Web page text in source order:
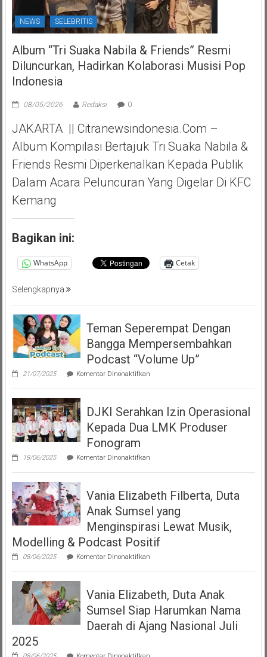
NEWS SELEBRITIS
Album “Tri Suaka Nabila & Friends” Resmi
Diluncurkan, Hadirkan Kolaborasi Musisi Pop
Indonesia
08/05/2026 Redaksi 0
JAKARTA || Citranewsindonesia.com –
Album Kompilasi Bertajuk Tri Suaka Nabila &
Friends Resmi Diperkenalkan Kepada Publik
Dalam Acara Peluncuran Yang Digelar Di KFC
Kemang
Bagikan ini:
WhatsApp Cetak
Selengkapnya
Teman Seperempat Dengan
Bangga Mempersembahkan
Podcast “Volume Up”
21/07/2025 Komentar Dinonaktifkanpada
Seperempat
Bangga
Mempersembahkan
Podcast
DJKI Serahkan Izin Operasional
Kepada Dua LMK Produser
Fonogram
18/06/2025 Komentar Dinonaktifkanpada
Serahkan
Operasional
Kepada
Dua
LMK
Produser
Fonogram
Vania Elizabeth Filberta, Duta
Anak Sumsel yang
Menginspirasi Lewat Musik,
Modelling & Podcast Positif
08/06/2025 Komentar Dinonaktifkanpada
Elizabeth
Duta
Anak
Sumsel
Menginspirasi
Vania Elizabeth, Duta Anak
Sumsel Siap Harumkan Nama
Daerah di Ajang Nasional Juli
2025
pada